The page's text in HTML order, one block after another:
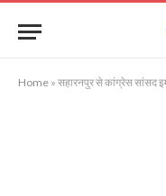
Home » सहारनपुर से कांग्रेस सांसद इमरान मसूद का